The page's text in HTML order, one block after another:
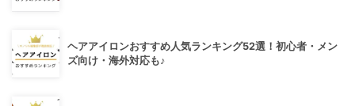
ヘアアイロンおすすめ人気ランキング52選！初心者・メン
ズ向け・海外対応も♪